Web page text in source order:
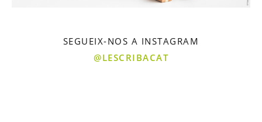
SEGUEIX-NOS A INSTAGRAM
@LESCRIBACAT